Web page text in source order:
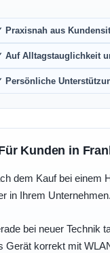
Praxisnah aus
Auf Alltagstauglichkeit
Persönliche
Kunden in
dem Kauf bei einem
in Ihrem Unternehmen.
bei neuer Technik
Gerät korrekt mit